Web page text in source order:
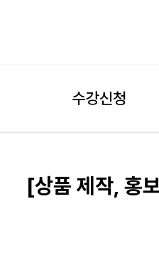
수강신청
[상품 제작, 홍